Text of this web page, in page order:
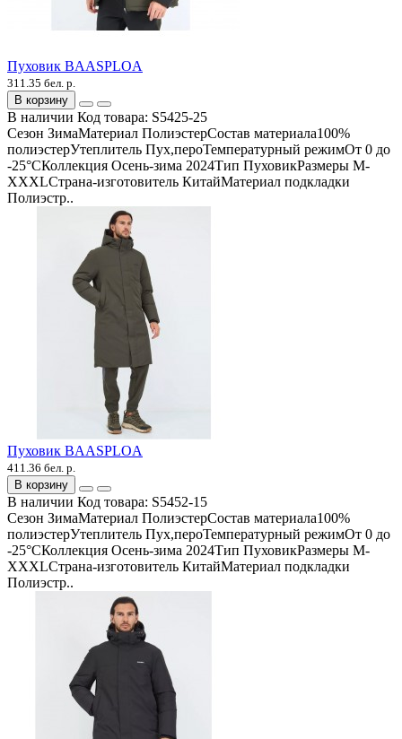
Пуховик BAASPLOA
311.35 бел. р.
В корзину
В наличии Код товара: S5425-25
Сезон ЗимаМатериал ПолиэстерСостав материала100%
полиэстерУтеплитель Пух,пероТемпературный режимОт 0 до
-25°СКоллекция Осень-зима 2024Тип ПуховикРазмеры M-
XXXLСтрана-изготовитель КитайМатериал подкладки
Полиэстр..
Пуховик BAASPLOA
411.36 бел. р.
В корзину
В наличии Код товара: S5452-15
Сезон ЗимаМатериал ПолиэстерСостав материала100%
полиэстерУтеплитель Пух,пероТемпературный режимОт 0 до
-25°СКоллекция Осень-зима 2024Тип ПуховикРазмеры M-
XXXLСтрана-изготовитель КитайМатериал подкладки
Полиэстр..